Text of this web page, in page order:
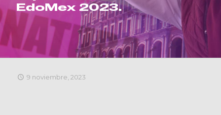
EdoMex 2023.
9 noviembre, 2023